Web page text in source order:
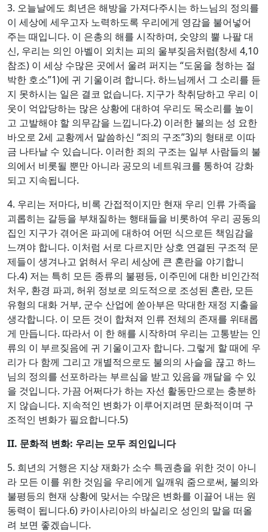
3. 오늘날에도 희년은 해방을 가져다주시는 하느님의 정의를
이 세상에 세우고자 노력하도록 우리에게 영감을 불어넣어
주는 때입니다. 이 은총의 해를 시작하며, 숫양의 뿔 나팔 대
신, 우리는 의인 아벨이 외치는 피의 울부짖음처럼(창세 4,10
참조) 이 세상 수많은 곳에서 울려 퍼지는 “도움을 청하는 절
박한 호소”1)에 귀 기울이려 합니다. 하느님께서 그 소리를 듣
지 못하시는 일은 결코 없습니다. 지구가 착취당하고 우리 이
웃이 억압당하는 많은 상황에 대하여 우리도 목소리를 높이
고 고발해야 할 의무감을 느낍니다.2) 이러한 불의는 성 요한
바오로 2세 교황께서 말씀하신 “죄의 구조”3)의 형태로 이따
금 나타날 수 있습니다. 이러한 죄의 구조는 일부 사람들의 불
의에서 비롯될 뿐만 아니라 공모의 네트워크를 통하여 강화
되고 지속됩니다.
4. 우리는 저마다, 비록 간접적이지만 현재 우리 인류 가족을
괴롭히는 갈등을 부채질하는 행태들을 비롯하여 우리 공동의
집인 지구가 겪어온 파괴에 대하여 어떤 식으로든 책임감을
느껴야 합니다. 이처럼 서로 다르지만 상호 연결된 구조적 문
제들이 생겨나고 얽혀서 우리 세상에 큰 혼란을 야기합니
다.4) 저는 특히 모든 종류의 불평등, 이주민에 대한 비인간적
처우, 환경 파괴, 허위 정보로 의도적으로 조성된 혼란, 모든
유형의 대화 거부, 군수 산업에 쏟아부은 막대한 재정 지출을
생각합니다. 이 모든 것이 합쳐져 인류 전체의 존재를 위태롭
게 만듭니다. 따라서 이 한 해를 시작하며 우리는 고통받는 인
류의 이 부르짖음에 귀 기울이고자 합니다. 그렇게 할 때에 우
리가 다 함께 그리고 개별적으로도 불의의 사슬을 끊고 하느
님의 정의를 선포하라는 부르심을 받고 있음을 깨달을 수 있
을 것입니다. 가끔 어쩌다가 하는 자선 활동만으로는 충분하
지 않습니다. 지속적인 변화가 이루어지려면 문화적이며 구
조적인 변화가 필요합니다.5)
II. 문화적 변화: 우리는 모두 죄인입니다
5. 희년의 거행은 지상 재화가 소수 특권층을 위한 것이 아니
라 모든 이를 위한 것임을 우리에게 일깨워 줌으로써, 불의와
불평등의 현재 상황에 맞서는 수많은 변화를 이끌어 내는 원
동력이 됩니다.6) 카이사리아의 바실리오 성인의 말을 떠올
려 보면 좋겠습니다.